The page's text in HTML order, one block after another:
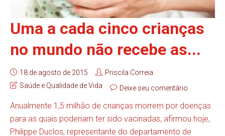
Uma a cada cinco crianças
no mundo não recebe as...
18 de agosto de 2015
Priscila Correia
Saúde e Qualidade de Vida
Deixe seu comentário
Anualmente 1,5 milhão de crianças morrem por doenças
para as quais poderiam ter sido vacinadas, afirmou hoje,
Philippe Duclos, representante do departamento de